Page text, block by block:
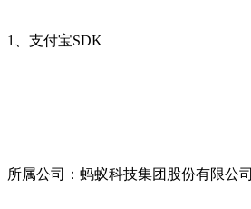
1、支付宝SDK
所属公司：蚂蚁科技集团股份有限公司